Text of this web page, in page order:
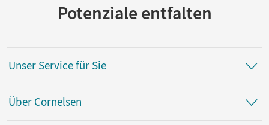
Potenziale entfalten
Unser Service für Sie
Über Cornelsen